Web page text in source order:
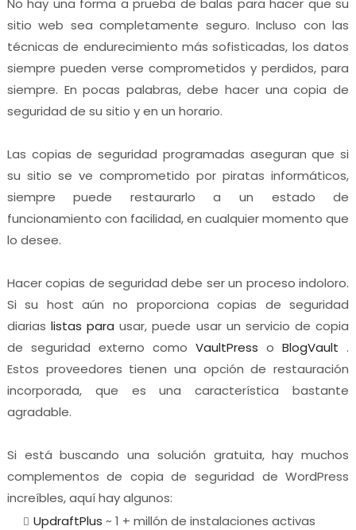
No hay una forma a prueba de balas para hacer que su
sitio web sea completamente seguro. Incluso con las
técnicas de endurecimiento más sofisticadas, los datos
siempre pueden verse comprometidos y perdidos, para
siempre. En pocas palabras, debe hacer una copia de
seguridad de su sitio y en un horario.
Las copias de seguridad programadas aseguran que si
su sitio se ve comprometido por piratas informáticos,
siempre puede restaurarlo a un estado de
funcionamiento con facilidad, en cualquier momento que
lo desee.
Hacer copias de seguridad debe ser un proceso indoloro.
Si su host aún no proporciona copias de seguridad
diariaslistas para usar, puede usar un servicio de copia
de seguridad externo como VaultPress oBlogVault .
Estos proveedores tienen una opción de restauración
incorporada, que es una característica bastante
agradable.
Si está buscando una solución gratuita, hay muchos
complementos de copia de seguridad de WordPress
increíbles, aquí hay algunos:
UpdraftPlus ~ 1 + millón de instalaciones activas